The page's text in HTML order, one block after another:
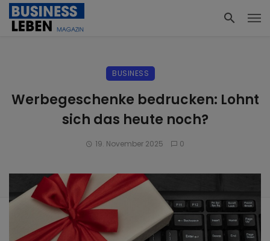
BUSINESS
Werbegeschenke bedrucken: Lohnt
sich das heute noch?
19. November 2025 0